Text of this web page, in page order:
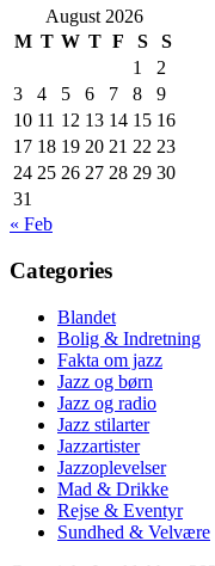
August 2026
M T W T F S
S
1
2
3
4 5 6 7 8
9
10 11 12 13 14 15 16
17 18 19 20 21 22 23
24 25 26 27 28 29 30
31
« Feb
Categories
Blandet
Bolig & Indretning
Fakta om jazz
Jazz og børn
Jazz og radio
Jazz stilarter
Jazzartister
Jazzoplevelser
Mad & Drikke
Rejse & Eventyr
Sundhed & Velvære